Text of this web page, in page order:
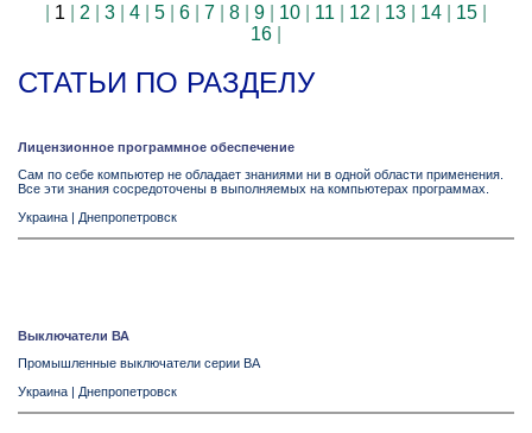
1 2 3 4 5 6 7 8 9 10 11 12 13 14 15
16
СТАТЬИ ПО РАЗДЕЛУ
Лицензионное программное обеспечение
Сам по себе компьютер не обладает знаниями ни в одной области применения.
Все эти знания сосредоточены в выполняемых на компьютерах программах.
Украина | Днепропетровск
Выключатели ВА
Промышленные выключатели серии ВА
Украина | Днепропетровск